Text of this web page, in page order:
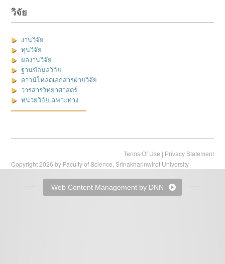
วิจัย
งานวิจัย
ทุนวิจัย
ผลงานวิจัย
ฐานข้อมูลวิจัย
ดาวน์โหลดเอกสารฝ่ายวิจัย
วารสารวิทยาศาสตร์
หน่วยวิจัยเฉพาะทาง
Terms Of Use | Privacy Statement
Copyright 2026 by Faculty of Science, Srinakharinwirot University
Web Content Management by DNN